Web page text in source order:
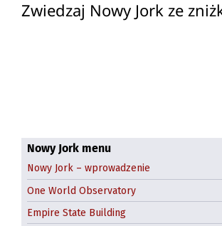
Zwiedzaj Nowy Jork ze
Nowy Jork menu
Nowy Jork – wprowadzenie
One World Observatory
Empire State Building